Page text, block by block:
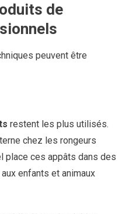
de
peuvent être
restent les plus utilisés.
chez les rongeurs
place ces appâts dans des
enfants et animaux